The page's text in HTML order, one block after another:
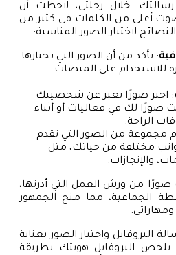
خلال رحلتي، لاحظت أن
أعلى من الكلمات في كثير من
لاختيار الصور المناسبة:
: تأكد من أن الصور التي تختارها
للاستخدام على المنصات
: اختر صورًا تعبر عن شخصيتك
صورًا لك في فعاليات أو أثناء
الراحة.
مجموعة من الصور التي تقدم
مختلفة من حياتك، مثل
والإنجازات.
من ورش العمل التي أدرتها،
الجماعية، مما منح الجمهور
البروفايل واختيار الصور بعناية
البروفايل هويتك بطريقة